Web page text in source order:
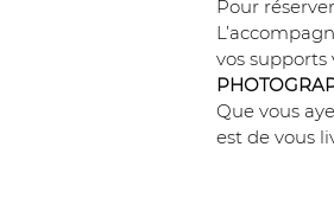
Pour
vos supports
Que vous
est de vous